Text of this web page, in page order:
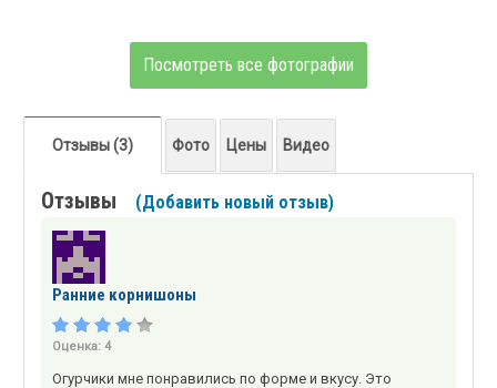
Посмотреть все фотографии
Отзывы (3) Фото Цены Видео
Отзывы (Добавить новый отзыв)
Ранние корнишоны
Оценка: 4
Огурчики мне понравились по форме и вкусу. Это